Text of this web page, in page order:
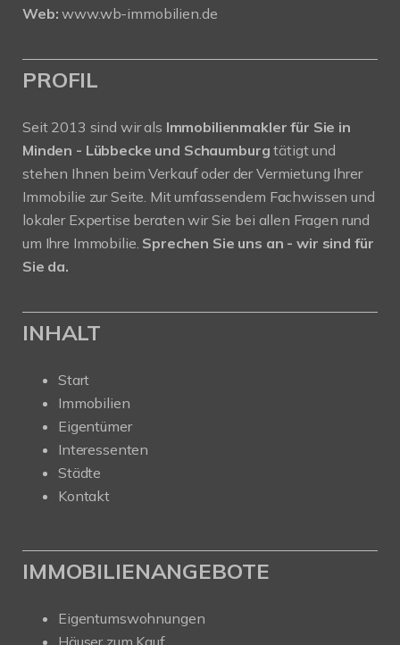
Web: www.wb-immobilien.de
PROFIL
Seit 2013 sind wir als Immobilienmakler für Sie in
Minden - Lübbecke und Schaumburgtätigt und
stehen Ihnen beim Verkauf oder der Vermietung Ihrer
Immobilie zur Seite. Mit umfassendem Fachwissen und
lokaler Expertise beraten wir Sie bei allen Fragen rund
um Ihre Immobilie. Sprechen Sie uns an - wir sind für
Sie da.
INHALT
Start
Immobilien
Eigentümer
Interessenten
Städte
Kontakt
IMMOBILIENANGEBOTE
Eigentumswohnungen
Häuser zum Kauf